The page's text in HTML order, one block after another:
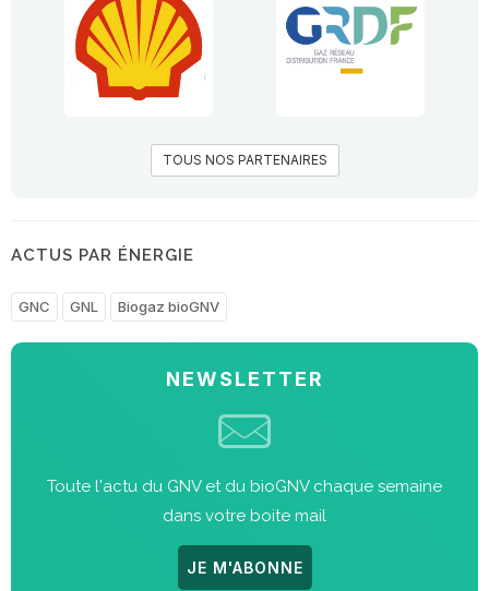
TOUS NOS PARTENAIRES
ACTUS PAR ÉNERGIE
GNC GNL Biogaz bioGNV
NEWSLETTER
Toute l'actu du GNV et du bioGNV chaque semaine
dans votre boite mail
JE M'ABONNE